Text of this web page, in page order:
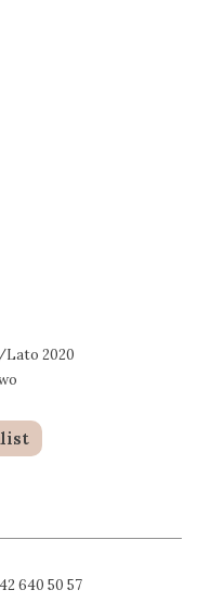
2020
640 50 57